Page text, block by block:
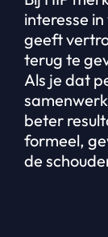
interesse
geeft
terug te
Als je dat
beter
formeel,
de